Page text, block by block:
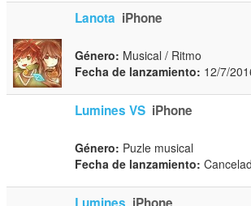
Lanota iPhone
Género: Musical / Ritmo
Fecha de lanzamiento: 12/7/
Lumines VS iPhone
Género: Puzle musical
Fecha de lanzamiento: